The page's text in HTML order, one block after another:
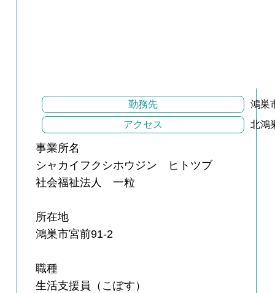
勤務先
鴻巣
アクセス
北鴻
事業所名
シャカイフクシホウジン ヒトツブ
社会福祉法人 一粒
所在地
鴻巣市宮前91-2
職種
生活支援員（こぽす）